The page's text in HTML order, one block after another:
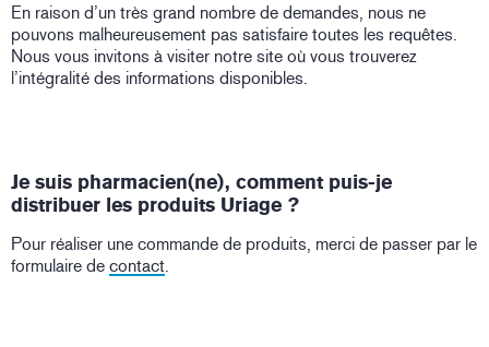
En raison d’un très grand nombre de demandes, nous ne
pouvons malheureusement pas satisfaire toutes les requêtes.
Nous vous invitons à visiter notre site où vous trouverez
l’intégralité des informations disponibles.
Je suis pharmacien(ne), comment puis-je
distribuer les produits Uriage ?
Pour réaliser une commande de produits, merci de passer par le
formulaire de contact.